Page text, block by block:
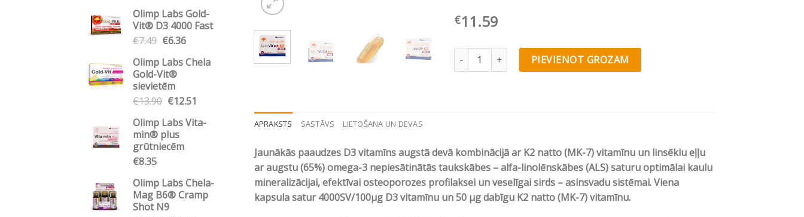
was:
€12.98.
is:
€11.69.
Olimp Labs Gold-
Vit® D3 4000 Fast
€7.49 Original
was:
€7.49.
€6.36Current
is:
Olimp Labs Chela
Gold-Vit®
sievietēm
€13.90 Original
was:
€13.90.
€12.51
is:
Olimp Labs Vita-
min® plus
grūtniecēm
€8.35
Olimp Labs Chela-
Mag B6® Cramp
Shot N9
€11.59
Olimp Labs Gold-Vit® D3 4000IU+K2 natto N30 quantity
PIEVIENOT GROZAM
APRAKSTS SASTĀVS LIETOŠANA UN DEVAS
Jaunākās paaudzes D3 vitamīns augstā devā kombinācijā ar K2 natto (MK-7) vitamīnu un linsēklu eļļu
ar augstu (65%) omega-3 nepiesātinātās taukskābes – alfa-linolēnskābes (ALS) saturu optimālai kaulu
mineralizācijai, efektīvai osteoporozes profilaksei un veselīgai sirds – asinsvadu sistēmai.Viena
kapsula satur 4000SV/100µg D3 vitamīnu un 50 μg dabīgu K2 natto (MK-7) vitamīnu.